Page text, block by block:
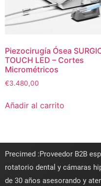
Piezocirugía Ósea
TOUCH LED – Cortes
Micrométricos
€3.480,00
Añadir al carrito
Precimed :Proveedor B2B
rotatorio dental y cámaras
de 30 años asesorando y